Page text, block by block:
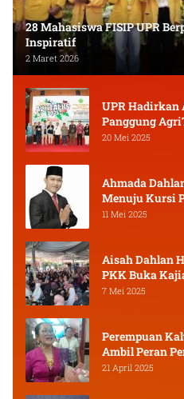
28 Mahasiswa FISIP UPR
Inspiratif
2 Maret 2026
UPR
Panggung
20 Mei 2025
Ahmada
Menuju Kursi
Pejuang Muda
11 Mei 2025
Aisah Dahlan
PKK Buka
7 Mei 2025
Perempuan
Ambil Peran
21 April 2025